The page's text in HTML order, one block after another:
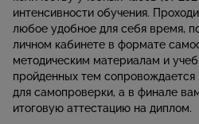
интенсивности обучения.
любое удобное для себя время,
личном кабинете в формате
методическим материалам и
пройденных тем
для самопроверки, а в финале
итоговую аттестацию на диплом.